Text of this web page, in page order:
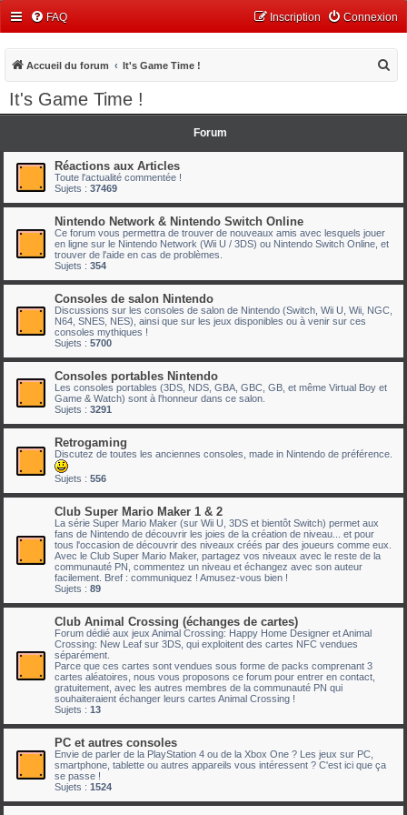
FAQ Connexion
Inscription
Accueil du forum It's Game Time !
e
It's Game Time !
Forum
Réactions aux Articles
Toute l'actualité commentée !
Sujets : 37469
Nintendo Network & Nintendo Switch Online
Ce forum vous permettra de trouver de nouveaux amis avec lesquels jouer
en ligne sur le Nintendo Network (Wii U / 3DS) ou Nintendo Switch Online, et
trouver de l'aide en cas de problèmes.
Sujets : 354
Consoles de salon Nintendo
Discussions sur les consoles de salon de Nintendo (Switch, Wii U, Wii, NGC,
N64, SNES, NES), ainsi que sur les jeux disponibles ou à venir sur ces
consoles mythiques !
Sujets : 5700
Consoles portables Nintendo
Les consoles portables (3DS, NDS, GBA, GBC, GB, et même Virtual Boy et
Game & Watch) sont à l'honneur dans ce salon.
Sujets : 3291
Retrogaming
Discutez de toutes les anciennes consoles, made in Nintendo de préférence.
Sujets : 556
Club Super Mario Maker 1 & 2
La série Super Mario Maker (sur Wii U, 3DS et bientôt Switch) permet aux
fans de Nintendo de découvrir les joies de la création de niveau... et pour
tous l'occasion de découvrir des niveaux créés par des joueurs comme eux.
Avec le Club Super Mario Maker, partagez vos niveaux avec le reste de la
communauté PN, commentez un niveau et échangez avec son auteur
facilement. Bref : communiquez ! Amusez-vous bien !
Sujets : 89
Club Animal Crossing (échanges de cartes)
Forum dédié aux jeux Animal Crossing: Happy Home Designer et Animal
Crossing: New Leaf sur 3DS, qui exploitent des cartes NFC vendues
séparément.
Parce que ces cartes sont vendues sous forme de packs comprenant 3
cartes aléatoires, nous vous proposons ce forum pour entrer en contact,
gratuitement, avec les autres membres de la communauté PN qui
souhaiteraient échanger leurs cartes Animal Crossing !
Sujets : 13
PC et autres consoles
Envie de parler de la PlayStation 4 ou de la Xbox One ? Les jeux sur PC,
smartphone, tablette ou autres appareils vous intéressent ? C'est ici que ça
se passe !
Sujets : 1524